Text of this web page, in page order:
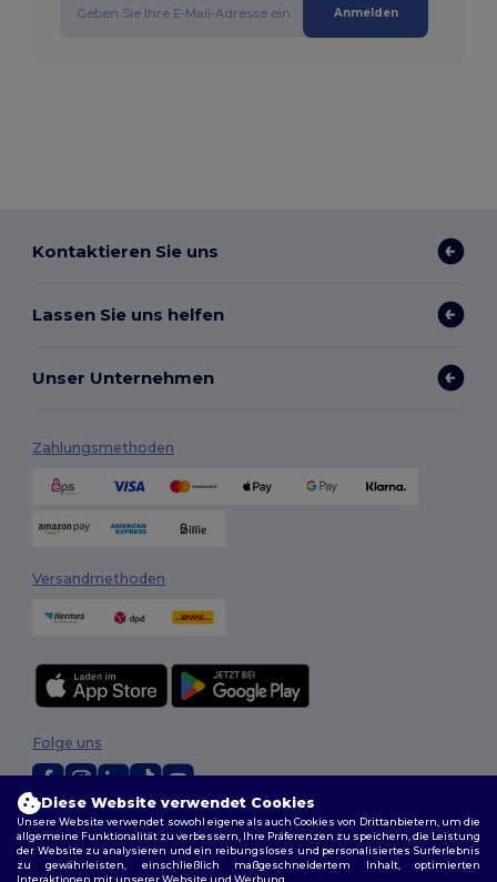
Anmelden
Kontaktieren Sie uns
Lassen Sie uns helfen
Unser Unternehmen
Zahlungsmethoden
Versandmethoden
2026. Alle Rechte vorbehalten
Allgemeine Geschäftsbedingungen|Personalisierungsrichtlinien|
Datenschutzbestimmungen|Cookie-Richtlinie|Site Map
Folge uns
Diese Website verwendet Cookies
Unsere Website verwendet sowohl eigene als auch Cookies von Drittanbietern, um die
allgemeine Funktionalität zu verbessern, Ihre Präferenzen zu speichern, die Leistung
der Website zu analysieren und ein reibungsloses und personalisiertes Surferlebnis
zu gewährleisten, einschließlich maßgeschneidertem Inhalt, optimierten
Interaktionen mit unserer Website und Werbung.